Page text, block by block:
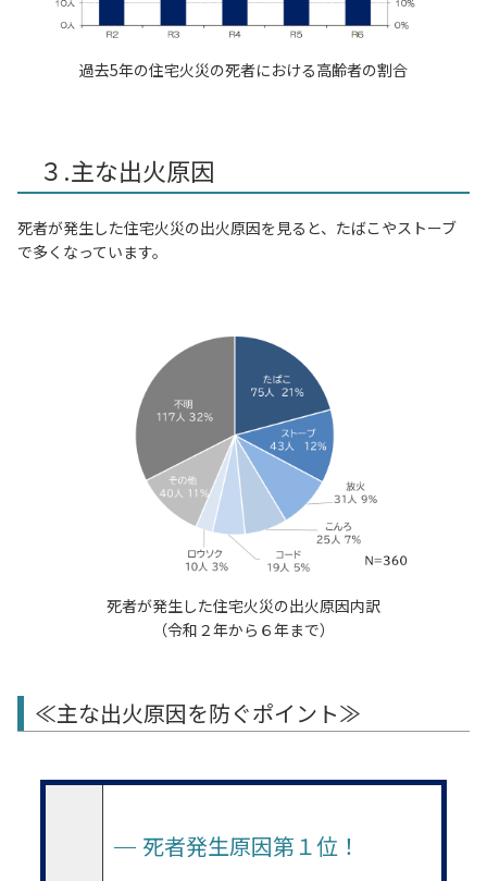
過去5年の住宅火災の死者における高齢者の割合
３.主な出火原因
死者が発生した住宅火災の出火原因を見ると、たばこやストーブ
で多くなっています。
死者が発生した住宅火災の出火原因内訳
（令和２年から６年まで）
≪主な出火原因を防ぐポイント≫
死者発生原因第１位！